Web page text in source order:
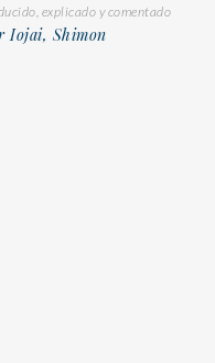
explicado y comentado
Iojai, Shimon